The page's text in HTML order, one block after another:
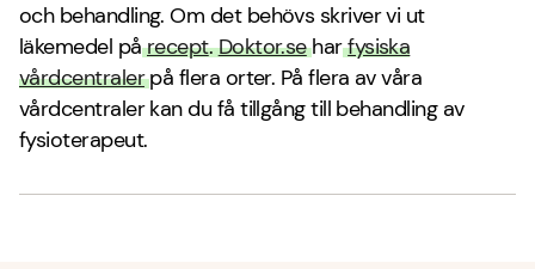
och behandling. Om det behövs skriver vi ut
läkemedel pårecept.Doktor.seharfysiska
vårdcentralerpå flera orter. På flera av våra
vårdcentraler kan du få tillgång till behandling av
fysioterapeut.